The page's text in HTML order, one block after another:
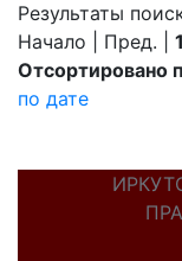
Результаты
Начало | Пред. | 1
Отсортировано
по дате